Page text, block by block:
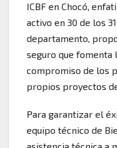
ICBF en Chocó,
activo en 30 de los
departamento,
seguro que fomenta
compromiso de los
propios proyectos
Para garantizar el
equipo técnico de